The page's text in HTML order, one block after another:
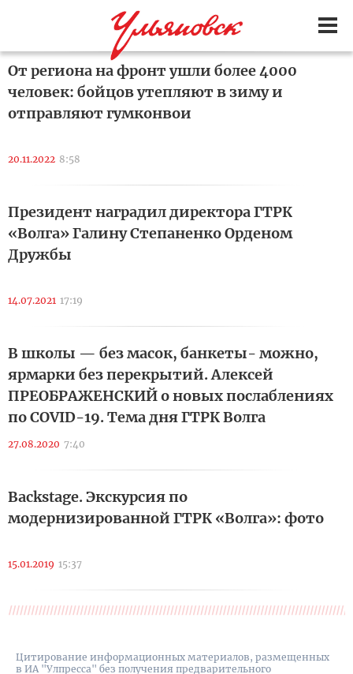
От региона на фронт ушли более 4000
человек: бойцов утепляют в зиму и
отправляют гумконвои
20.11.2022 8:58
Президент наградил директора ГТРК
«Волга» Галину Степаненко Орденом
Дружбы
14.07.2021 17:19
В школы — без масок, банкеты- можно,
ярмарки без перекрытий. Алексей
ПРЕОБРАЖЕНСКИЙ о новых послаблениях
по COVID-19. Тема дня ГТРК Волга
27.08.2020 7:40
Backstage. Экскурсия по
модернизированной ГТРК «Волга»: фото
15.01.2019 15:37
Цитирование информационных материалов, размещенных
в ИА "Улпресса" без получения предварительного